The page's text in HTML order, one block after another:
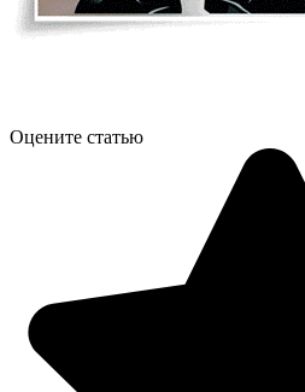
Оцените статью